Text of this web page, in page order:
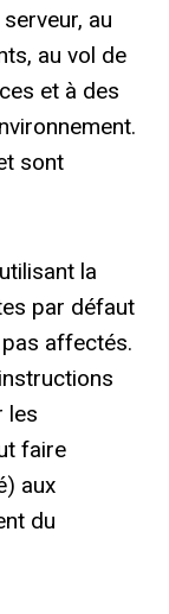
au
au vol de
et à des
sont
la
par défaut
affectés.
les
faire
aux
du